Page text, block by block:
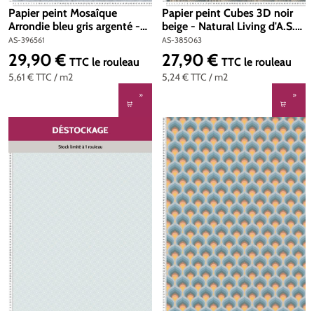
Papier peint Mosaîque
Arrondie bleu gris argenté -
Stories of Life d'A.S. Création
| Réf. AS-396561
AS-396561
5,61 €TTC / m2
Prix régulier :
29,90 € TTC le rouleau
Papier peint Cubes 3D noir
beige - Natural Living d'A.S.
Création | Réf. AS-385063
AS-385063
5,24 €TTC / m2
Prix régulier :
27,90 € TTC le rouleau